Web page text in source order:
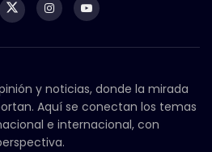
y noticias, donde la mirada
Aquí se conectan los temas
e internacional, con